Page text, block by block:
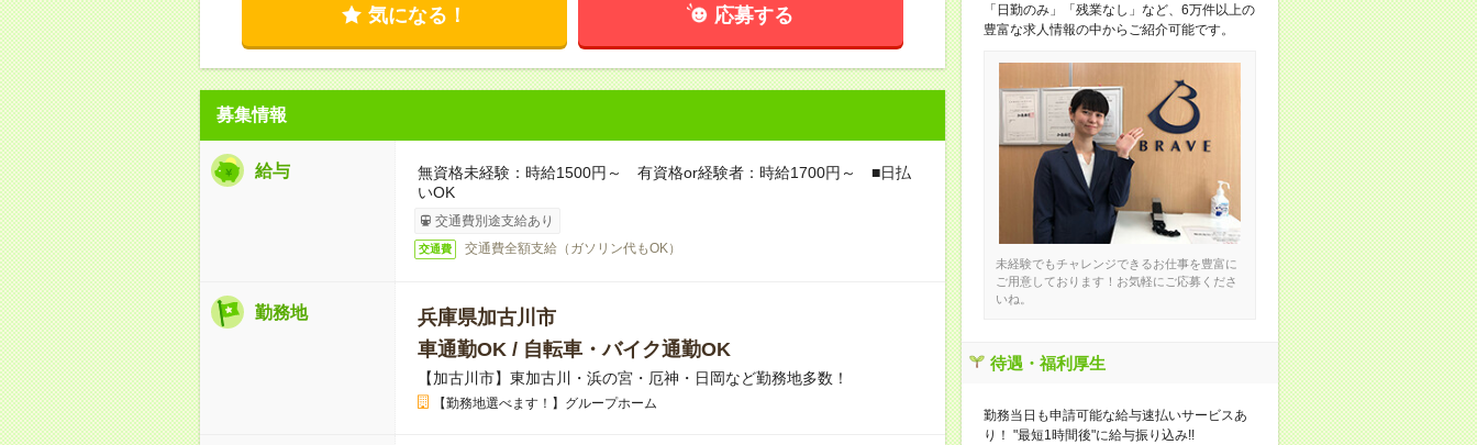
気になる！ 応募する
募集情報
給与
無資格未経験：時給1500円～ 有資格or経験者：時給1700円～ ■日払
いOK
交通費別途支給あり
交通費 交通費全額支給（ガソリン代もOK）
勤務地
兵庫県加古川市
車通勤OK / 自転車・バイク通勤OK
【加古川市】東加古川・浜の宮・厄神・日岡など勤務地多数！
【勤務地選べます！】グループホーム
「日勤のみ」「残業なし」など、6万件以上の
豊富な求人情報の中からご紹介可能です。
未経験でもチャレンジできるお仕事を豊富に
ご用意しております！お気軽にご応募くださ
いね。
待遇・福利厚生
勤務当日も申請可能な給与速払いサービスあ
り！ "最短1時間後"に給与振り込み!!